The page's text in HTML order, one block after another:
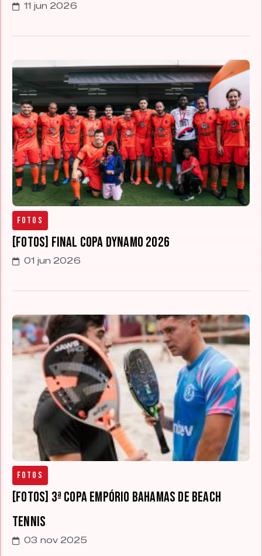
11 jun 2026
Fotos
[FOTOS] Final Copa Dynamo 2026
01 jun 2026
Fotos
[FOTOS] 3ª Copa Empório Bahamas de Beach
Tennis
03 nov 2025